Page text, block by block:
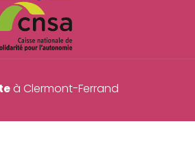
à Clermont-Ferrand